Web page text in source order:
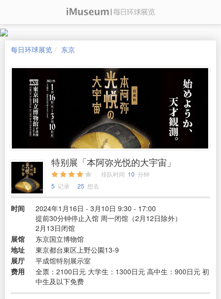
每日环球展览 东京
特别展「本阿弥光悦的大宇宙」
排队时间 10 分钟
5 记录 25 想去
时间
2024年1月16日 - 3月10日 9:30 - 17:00
提前30分钟停止入馆 周一闭馆（2月12日除外）
2月13日闭馆
展馆
东京国立博物馆
地址
東京都台東区上野公園13-9
展厅
平成馆特别展示室
费用
全票：2100日元 大学生：1300日元 高中生：900日元 初
中生及以下免费